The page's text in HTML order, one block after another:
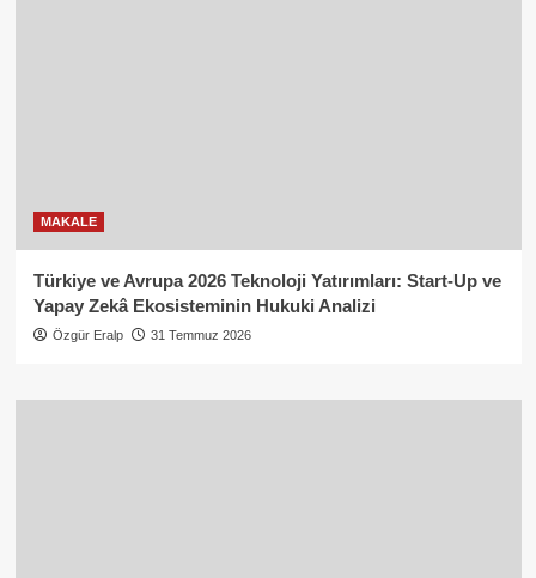
MAKALE
Türkiye ve Avrupa 2026 Teknoloji Yatırımları: Start-Up ve
Yapay Zekâ Ekosisteminin Hukuki Analizi
Özgür Eralp 31 Temmuz 2026